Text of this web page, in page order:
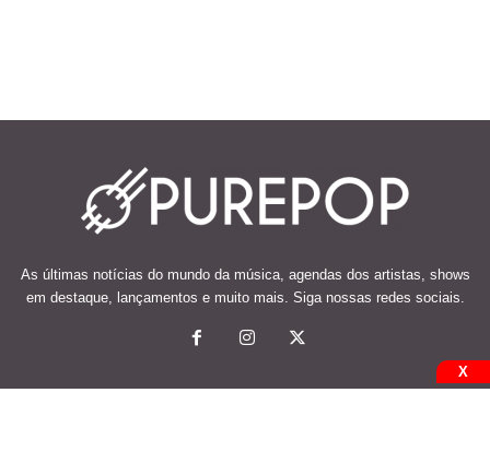
As últimas notícias do mundo da música, agendas dos artistas, shows
em destaque, lançamentos e muito mais. Siga nossas redes sociais.
X